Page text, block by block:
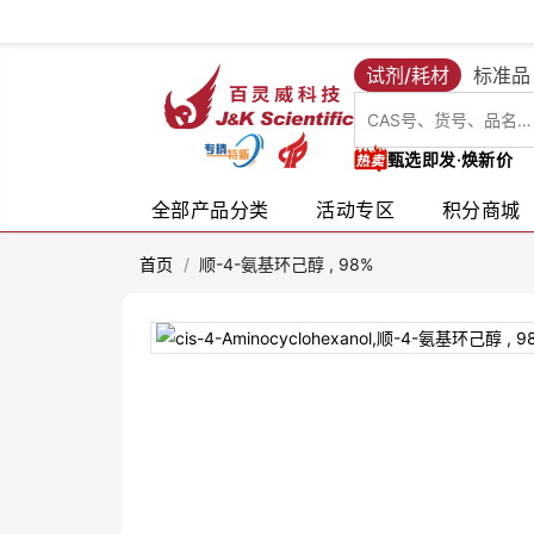
试剂/耗材 标准品
甄选即发·焕新价
全部产品分类 活动专区 积分商城
首页 / 顺-4-氨基环己醇 , 98%